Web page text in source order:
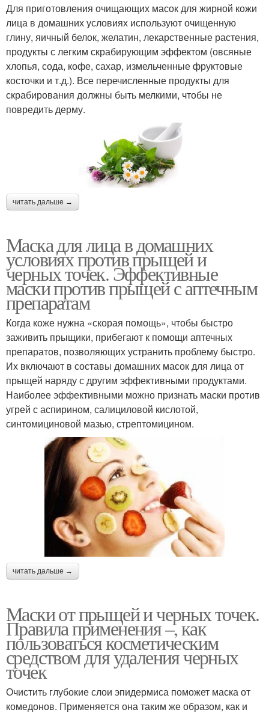
Для приготовления очищающих масок для жирной кожи
лица в домашних условиях используют очищенную
глину, яичный белок, желатин, лекарственные растения,
продукты с легким скрабирующим эффектом (овсяные
хлопья, сода, кофе, сахар, измельченные фруктовые
косточки и т.д.). Все перечисленные продукты для
скрабирования должны быть мелкими, чтобы не
повредить дерму.
читать дальше →
Маска для лица в домашних
условиях против прыщей и
черных точек. Эффективные
маски против прыщей с аптечным
препаратам
Когда коже нужна «скорая помощь», чтобы быстро
заживить прыщики, прибегают к помощи аптечных
препаратов, позволяющих устранить проблему быстро.
Их включают в составы домашних масок для лица от
прыщей наряду с другим эффективными продуктами.
Наиболее эффективными можно признать маски против
угрей с аспирином, салициловой кислотой,
синтомициновой мазью, стрептомицином.
читать дальше →
Маски от прыщей и черных точек.
Правила применения –, как
пользоваться косметическим
средством для удаления черных
точек
Очистить глубокие слои эпидермиса поможет маска от
комедонов. Применяется она таким же образом, как и